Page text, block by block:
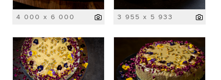
4 000 x 6 000 3 955 x 5 933